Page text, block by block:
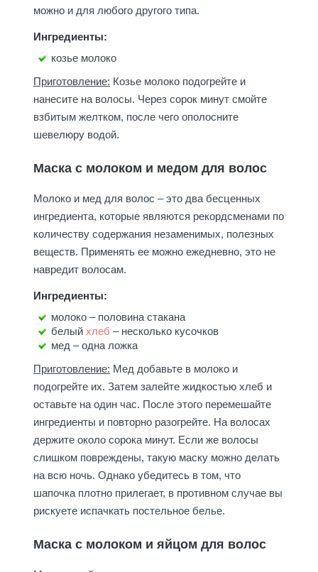
можно и для любого другого типа.
Ингредиенты:
козье молоко
Приготовление: Козье молоко подогрейте и
нанесите на волосы. Через сорок минут смойте
взбитым желтком, после чего ополосните
шевелюру водой.
Маска с молоком и медом для волос
Молоко и мед для волос – это два бесценных
ингредиента, которые являются рекордсменами по
количеству содержания незаменимых, полезных
веществ. Применять ее можно ежедневно, это не
навредит волосам.
Ингредиенты:
молоко – половина стакана
белый хлеб – несколько кусочков
мед – одна ложка
Приготовление: Мед добавьте в молоко и
подогрейте их. Затем залейте жидкостью хлеб и
оставьте на один час. После этого перемешайте
ингредиенты и повторно разогрейте. На волосах
держите около сорока минут. Если же волосы
слишком повреждены, такую маску можно делать
на всю ночь. Однако убедитесь в том, что
шапочка плотно прилегает, в противном случае вы
рискуете испачкать постельное белье.
Маска с молоком и яйцом для волос